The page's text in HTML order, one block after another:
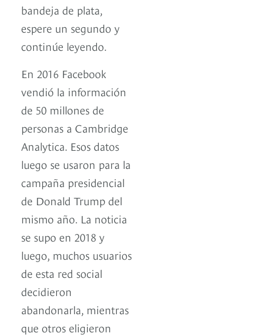
bandeja de plata,
espere un segundo y
continúe leyendo.
En 2016 Facebook
vendió la información
de 50 millones de
personas a Cambridge
Analytica. Esos datos
luego se usaron para la
campaña presidencial
de Donald Trump del
mismo año. La noticia
se supo en 2018 y
luego, muchos usuarios
de esta red social
decidieron
abandonarla, mientras
que otros eligieron